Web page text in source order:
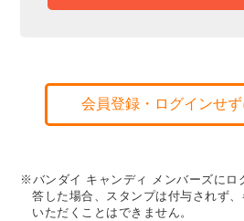
会員登録・ログインせ
※バンダイ キャンディ メンバーズにロ
答した場合、スタンプは付与されず
いただくことはできません。